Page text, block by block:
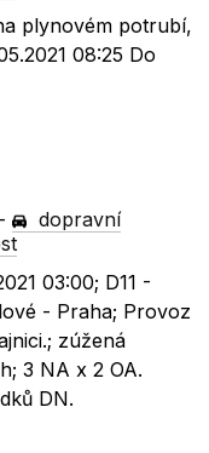
plynovém potrubí,
08:25 Do
-
dopravní
03:00; D11 -
- Praha; Provoz
zúžená
3 NA x 2 OA.
DN.